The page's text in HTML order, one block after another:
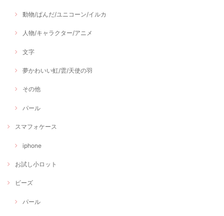
動物/ぱんだ/ユニコーン/イルカ
人物/キャラクター/アニメ
文字
夢かわいい虹/雲/天使の羽
その他
パール
スマフォケース
iphone
お試し小ロット
ビーズ
パール